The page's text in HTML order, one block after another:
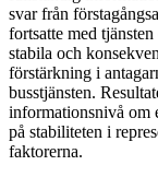
svar från
fortsatte med
stabila och
förstärkning i
busstjänsten.
informationsnivå om
på stabiliteten i
faktorerna.